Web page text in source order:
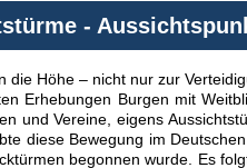
-
die Höhe – nicht nur zur
Erhebungen Burgen mit
und Vereine, eigens
diese Bewegung im
begonnen wurde. Es